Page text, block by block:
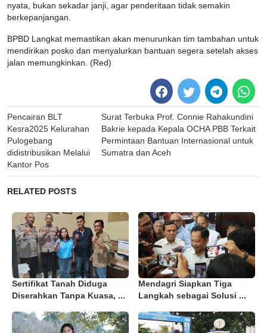
nyata, bukan sekadar janji, agar penderitaan tidak semakin
berkepanjangan.
BPBD Langkat memastikan akan menurunkan tim tambahan untuk
mendirikan posko dan menyalurkan bantuan segera setelah akses
jalan memungkinkan. (Red)
Post
navigation
Pencairan BLT
Kesra2025 Kelurahan
Pulogebang
didistribusikan Melalui
Kantor Pos
Surat Terbuka Prof. Connie Rahakundini
Bakrie kepada Kepala OCHA PBB Terkait
Permintaan Bantuan Internasional untuk
Sumatra dan Aceh
RELATED POSTS
Sertifikat Tanah Diduga
Diserahkan Tanpa Kuasa, ...
Mendagri Siapkan Tiga
Langkah sebagai Solusi ...